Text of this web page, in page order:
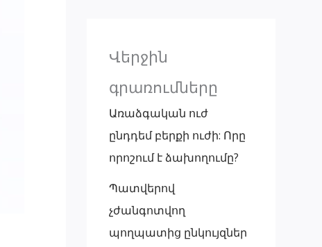
Վերջին
գրառումները
Առաձգական ուժ
ընդդեմ բերքի ուժի: Որը
որոշում է ձախողումը?
Պատվերով
չժանգոտվող
պողպատից ընկույզներ